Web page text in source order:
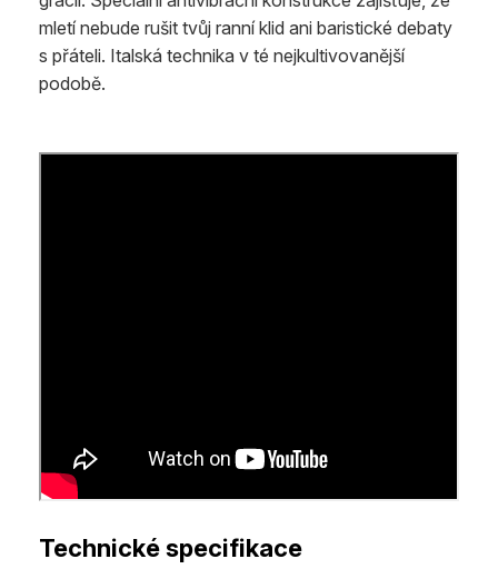
mletí nebude rušit tvůj ranní klid ani baristické debaty
s přáteli. Italská technika v té nejkultivovanější
podobě.
Technické specifikace